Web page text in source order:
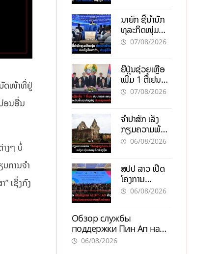
ບັດໜ້າທີ່ຢູ່
ອນອື່ນ
ງໆ ບໍ່
ການຈຳ
ເຊິ່ງກົງ
150 ລ້ານໂດລາ,
ສ້າງວຽກ 5.000
ຕຳແໜ່ງ
ນາຍົກ ຊີ້ນຳນັກ
ທຸລະກິດໜຸ່ມ
ຕ້ອງນຳໜ້າແກ້
ສາກົນ, ຫັນສູ່ດິຈິ
ຕອນ
07/08/2026
ຍີ່ປຸ່ນຊ່ວຍເຫຼືອ
ເພີ່ມ 1 ຕື້ເຢນ
ອັບເກຣດ
ເຕີບໂຕ
07/08/2026
ຈຳປາສັກ ເລັ່ງ
ກຽມຄວາມພ້ອມ
“ປີທ່ອງທ່ຽວ
ເສດຖະກິດ
ທ້ອງຖິ່ນ
06/08/2026
ສປປ ລາວ ເປີດ
ໂຄງການ
ALERT-LAO
ລະບາດທົ່ວ
ປະເທດ
06/08/2026
Обзор службы
поддержки Пин Ап на
официальном сайте с
06/08/2026